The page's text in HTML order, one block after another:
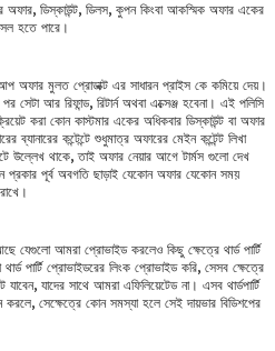
অফার, ডিস্কাউন্ট, ডিলস, কুপন কিংবা আকস্মিক অফার একের
হতে পারে।
অফার মুলত প্রোডাক্ট এর সাধারন প্রাইস কে কমিয়ে দেয়।
সেটা আর রিফান্ড, রিটার্ন অথবা এক্সেঞ্জ হবেনা। এই পলিসি
করা কোন কাস্টমার একের অধিকবার ডিস্কাউন্ট বা অফার
কন্টেন্টে শুধুমাত্র অফারের মেইন কন্টেন্ট লিখা
উল্লেখ থাকে, তাই অফার নেয়ার আগে টার্মস গুলো দেখ
পূর্ব অবগতি ছাড়াই যেকোন অফার যেকোন সময়
যেগুলো আমরা প্রোভাইড করলেও কিছু ক্ষেত্রে থার্ড পার্টি
পার্টি প্রোভাইডরের লিংক প্রোভাইড করি, সেসব ক্ষেত্রে
যাবেন, যাদের সাথে আমরা এফিলিয়েটেড না। এসব থার্ডপার্টি
করলে, সেক্ষেত্রে কোন সমস্যা হলে সেই দায়ভার বিডিশপের